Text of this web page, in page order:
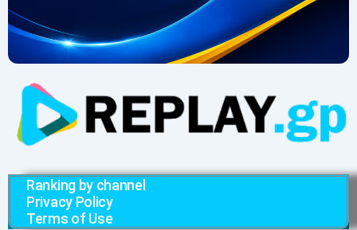
Ranking by channel
Privacy Policy
Terms of Use